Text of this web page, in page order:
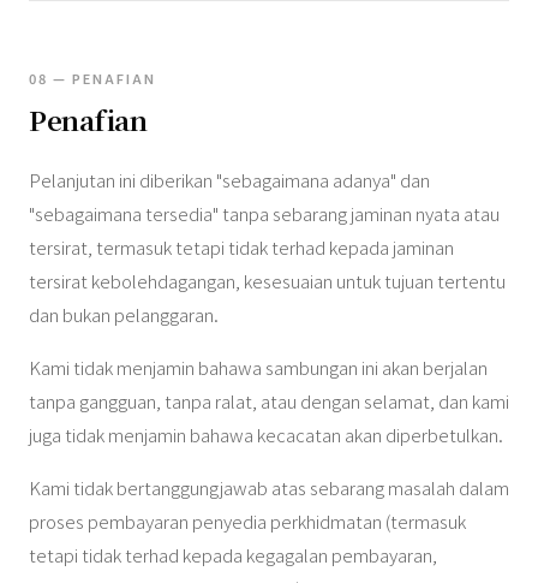
08 — PENAFIAN
Penafian
Pelanjutan ini diberikan "sebagaimana adanya" dan
"sebagaimana tersedia" tanpa sebarang jaminan nyata atau
tersirat, termasuk tetapi tidak terhad kepada jaminan
tersirat kebolehdagangan, kesesuaian untuk tujuan tertentu
dan bukan pelanggaran.
Kami tidak menjamin bahawa sambungan ini akan berjalan
tanpa gangguan, tanpa ralat, atau dengan selamat, dan kami
juga tidak menjamin bahawa kecacatan akan diperbetulkan.
Kami tidak bertanggungjawab atas sebarang masalah dalam
proses pembayaran penyedia perkhidmatan (termasuk
tetapi tidak terhad kepada kegagalan pembayaran,